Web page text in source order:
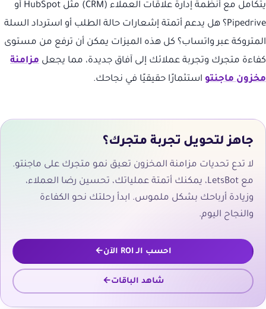
يتكامل مع أنظمة إدارة علاقات العملاء (CRM) مثل HubSpot أو
Pipedrive؟ هل يدعم أتمتة إشعارات حالة الطلب أو استرداد السلة
المتروكة عبر واتساب؟ كل هذه الميزات يمكن أن ترفع من مستوى
كفاءة متجرك وتجربة عملائك إلى آفاق جديدة، مما يجعل مزامنة
مخزون ماجنتو استثمارًا حقيقيًا في نجاحك.
جاهز لتحويل تجربة متجرك؟
لا تدع تحديات مزامنة المخزون تعيق نمو متجرك على ماجنتو.
مع LetsBot، يمكنك أتمتة عملياتك، تحسين رضا العملاء،
وزيادة أرباحك بشكل ملموس. ابدأ رحلتك نحو الكفاءة
والنجاح اليوم.
احسب الـ ROI الآن
شاهد الباقات